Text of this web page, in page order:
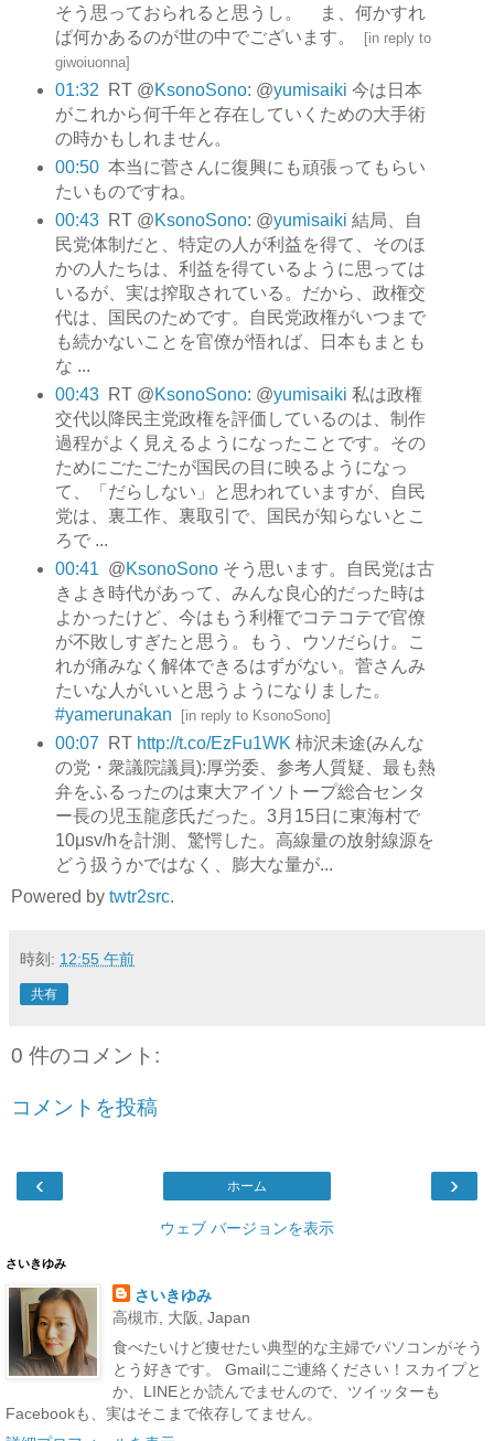
そう思っておられると思うし。 ま、何かすれ
ば何かあるのが世の中でございます。
[in reply to
giwoiuonna]
01:32 RT @KsonoSono: @yumisaiki 今は日本
がこれから何千年と存在していくための大手術
の時かもしれません。
00:50 本当に菅さんに復興にも頑張ってもらい
たいものですね。
00:43
RT @KsonoSono: @yumisaiki 結局、自
民党体制だと、特定の人が利益を得て、そのほ
かの人たちは、利益を得ているように思っては
いるが、実は搾取されている。だから、政権交
代は、国民のためです。自民党政権がいつまで
も続かないことを官僚が悟れば、日本もまとも
な ...
00:43
RT @KsonoSono: @yumisaiki 私は政権
交代以降民主党政権を評価しているのは、制作
過程がよく見えるようになったことです。その
ためにごたごたが国民の目に映るようになっ
て、「だらしない」と思われていますが、自民
党は、裏工作、裏取引で、国民が知らないとこ
ろで ...
00:41 @KsonoSonoそう思います。自民党は古
きよき時代があって、みんな良心的だった時は
よかったけど、今はもう利権でコテコテで官僚
が不敗しすぎたと思う。もう、ウソだらけ。こ
れが痛みなく解体できるはずがない。菅さんみ
たいな人がいいと思うようになりました。
#yamerunakan [in reply to KsonoSono]
00:07 RT http://t.co/EzFu1WK 柿沢未途(みんな
の党・衆議院議員):厚労委、参考人質疑、最も熱
弁をふるったのは東大アイソトープ総合センタ
ー長の児玉龍彦氏だった。3月15日に東海村で
10μsv/hを計測、驚愕した。高線量の放射線源を
どう扱うかではなく、膨大な量が...
Powered by twtr2src.
時刻: 12:55 午前
共有
0 件のコメント:
コメントを投稿
‹ ›
ホーム
ウェブ バージョンを表示
さいきゆみ
さいきゆみ
高槻市, 大阪, Japan
食べたいけど痩せたい典型的な主婦でパソコンがそう
とう好きです。 Gmailにご連絡ください！スカイプと
か、LINEとか読んでませんので、ツイッターも
Facebookも、実はそこまで依存してません。